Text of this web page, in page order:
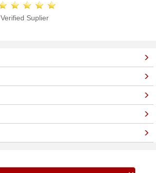
Verified Suplier